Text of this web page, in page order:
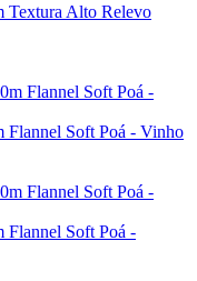
Textura Alto Relevo
Flannel Soft Poá - Vinho
Flannel Soft Poá -